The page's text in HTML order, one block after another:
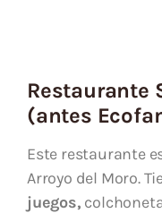
Restaurante
(antes
Este restaurante
Arroyo del Moro.
juegos,